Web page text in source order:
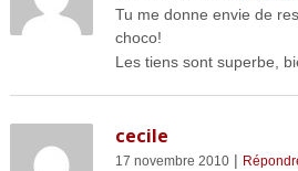
Tu me donne envie de
choco!
Les tiens sont superbe,
cecile
17 novembre 2010|